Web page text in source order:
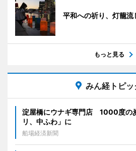
平和への祈り、灯籠流
もっと見る
みん経トピッ
淀屋橋にウナギ専門店 1000度の
リ、中ふわ」に
船場経済新聞